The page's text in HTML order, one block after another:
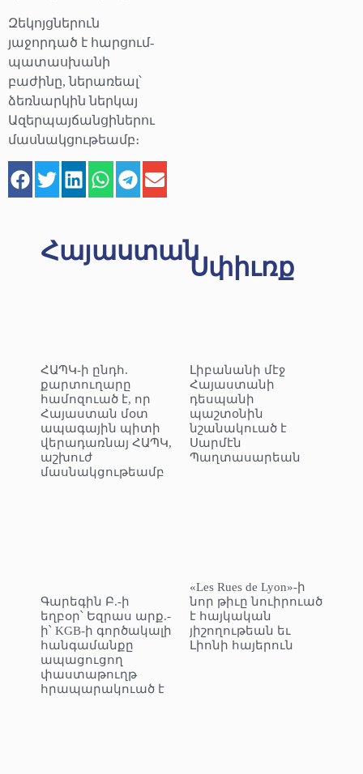
Զեկոյցներուն
յաջորդած է հարցում-
պատասխանի
բաժինը, ներառեալ՝
ձեռնարկին ներկայ
Ազերպայճանցիներու
մասնակցութեամբ։
Հայաստան
ՀԱՊԿ-ի ընդհ.
քարտուղարը
համոզուած է, որ
Հայաստան մօտ
ապագային պիտի
վերադառնայ ՀԱՊԿ,
աշխուժ
մասնակցութեամբ
Գարեգին Բ.-ի
եղբօր՝ Եզրաս արք.-
ի՝ KGB-ի գործակալի
հանգամանքը
ապացուցող
փաստաթուղթ
հրապարակուած է
Սփիւռք
Լիբանանի մէջ
Հայաստանի
դեսպանի
պաշտօնին
նշանակուած է
Սարմէն
Պաղտասարեան
«Les Rues de Lyon»-ի
նոր թիւը նուիրուած
է հայկական
յիշողութեան եւ
Լիոնի հայերուն